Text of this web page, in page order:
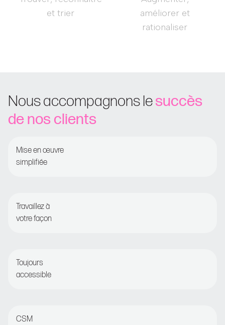
et trier
améliorer et
rationaliser
Nous accompagnons lesuccès
de nos clients
Mise en œuvre
simplifiée
Travaillez à
votre façon
Toujours
accessible
CSM